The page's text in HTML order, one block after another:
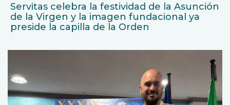
Servitas celebra la festividad de la Asunción
de la Virgen y la imagen fundacional ya
preside la capilla de la Orden